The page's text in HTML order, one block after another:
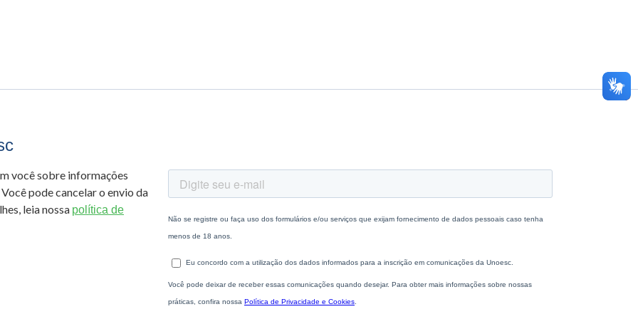
você sobre informações
pode cancelar o envio da
leia nossa política de